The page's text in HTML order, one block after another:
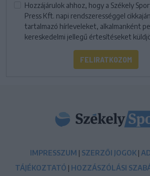
Hozzájárulok ahhoz, hogy a Székely
Press Kft. napi rendszerességgel
tartalmazó hírleveleket, alkalmanként
kereskedelmi jellegű értesítéseket
FELIRATKOZOM
IMPRESSZUM | SZERZŐI JOGOK |
TÁJÉKOZTATÓ | HOZZÁSZÓLÁSI